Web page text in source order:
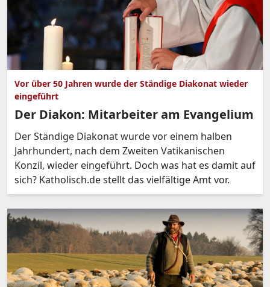
Vor über 50 Jahren wurde der Ständige Diakonat wieder
eingeführt
Der Diakon: Mitarbeiter am Evangelium
Der Ständige Diakonat wurde vor einem halben
Jahrhundert, nach dem Zweiten Vatikanischen
Konzil, wieder eingeführt. Doch was hat es damit auf
sich? Katholisch.de stellt das vielfältige Amt vor.